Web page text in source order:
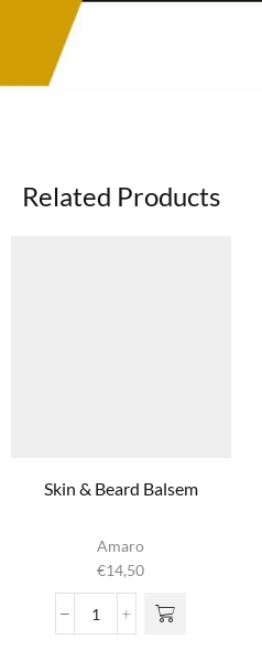
Related Products
Skin & Beard Balsem
Amaro
€14,50
Skin